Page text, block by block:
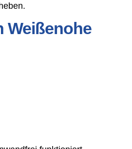
Weißenohe